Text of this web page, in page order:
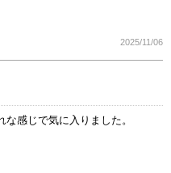
2025/11/06
感じで気に入りました。